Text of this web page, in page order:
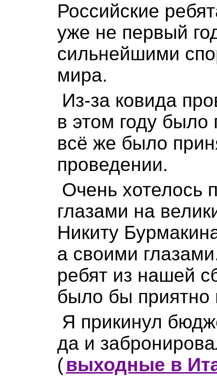
Российские
уже не первый
сильнейшими
мира.
Из-за ковида
в этом году было
всё же было
проведении.
Очень хотелось
глазами на
Никиту
а своими
ребят из нашей
было бы приятно
Я прикинул
да и
(выходные в